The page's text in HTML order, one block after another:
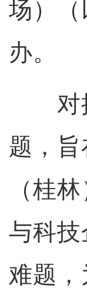
场）（
办。
对接
题，
（桂
与科
难题